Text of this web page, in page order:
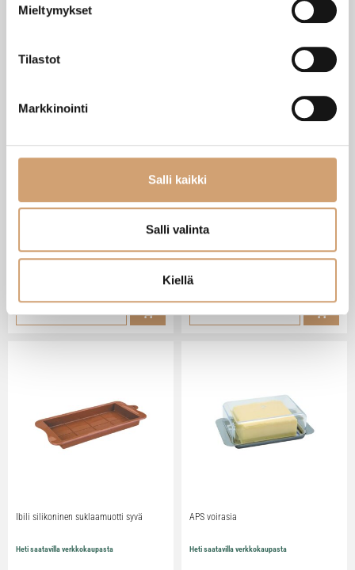
Mieltymykset
Tilastot
Markkinointi
Salli kaikki
Salli valinta
Kiellä
Heti saatavilla verkkokaupasta
Lue lisää
Heti saatavilla verkkokaupasta
29,90
Lue lisää
Ibili silikoninen suklaamuotti syvä
Heti saatavilla verkkokaupasta
APS voirasia
Heti saatavilla verkkokaupasta